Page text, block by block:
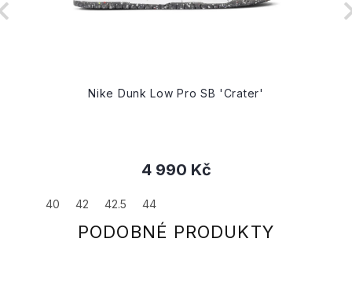
Nike Dunk Low Pro SB 'Crater'
4 990 Kč
40 42 42.5 44